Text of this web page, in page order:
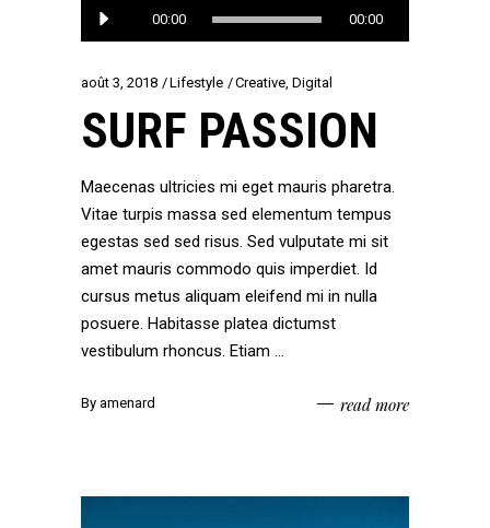
Lecteur
audio
00:00 00:00
août 3, 2018 Lifestyle Creative Digital
SURF PASSION
Maecenas ultricies mi eget mauris pharetra.
Vitae turpis massa sed elementum tempus
egestas sed sed risus. Sed vulputate mi sit
amet mauris commodo quis imperdiet. Id
cursus metus aliquam eleifend mi in nulla
posuere. Habitasse platea dictumst
vestibulum rhoncus. Etiam
By amenard read more